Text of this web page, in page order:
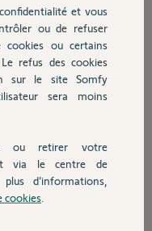
ma vos Tahoma que j’anis
) que j’ai fermé et je n’ai
Sebastien
et vous
ou de refuser
cookies ou certains
refus des cookies
sur le site Somfy
sera moins
ou retirer votre
via le centre de
d’informations,
cookies